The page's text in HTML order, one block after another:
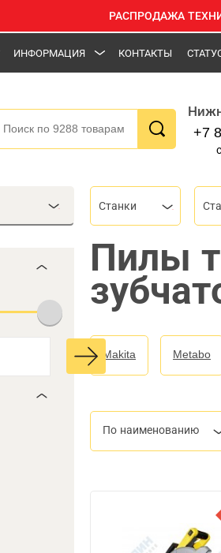
РАСПРОДАЖА
ИНФОРМАЦИЯ КОНТАКТЫ
+7
Станки
Пилы
Makita Metabo
По наименованию